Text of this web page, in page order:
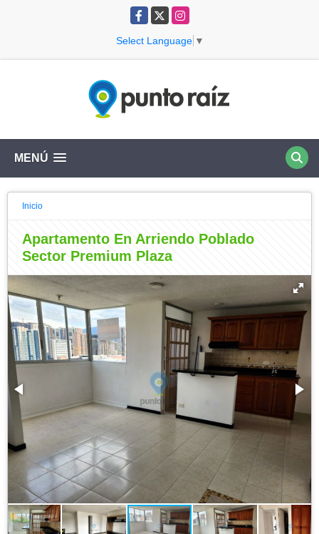
Facebook
X Instagram
Select Language ▼
MENÚ
Inicio
Apartamento En Arriendo Poblado
Sector Premium Plaza